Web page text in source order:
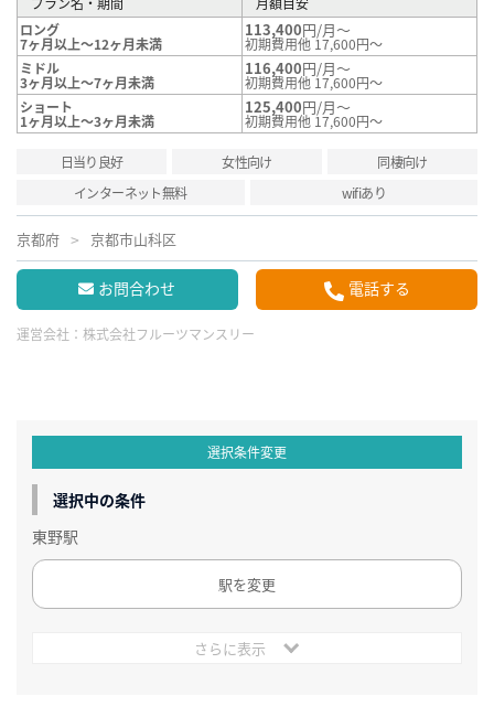
ロング
7ヶ月以上～12ヶ月未満
113,400円/月～
初期費用他 17,600円～
ミドル
3ヶ月以上～7ヶ月未満
116,400円/月～
初期費用他 17,600円～
ショート
1ヶ月以上～3ヶ月未満
125,400円/月～
初期費用他 17,600円～
日当り良好 女性向け
同棲向け
インターネット無料
wifiあり
京都府 京都市山科区
お問合わせ 電話する
運営会社： 株式会社フルーツマンスリー
選択条件変更
選択中の条件
東野駅
駅を変更
さらに表示